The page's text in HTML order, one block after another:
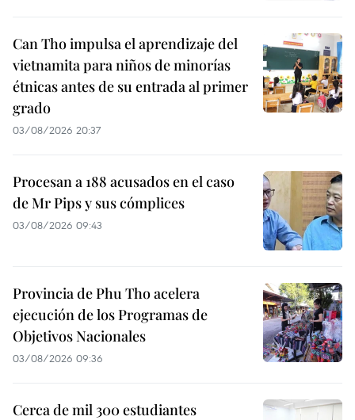
Can Tho impulsa el aprendizaje del
vietnamita para niños de minorías
étnicas antes de su entrada al primer
grado
03/08/2026 20:37
Procesan a 188 acusados en el caso
de Mr Pips y sus cómplices
03/08/2026 09:43
Provincia de Phu Tho acelera
ejecución de los Programas de
Objetivos Nacionales
03/08/2026 09:36
Cerca de mil 300 estudiantes